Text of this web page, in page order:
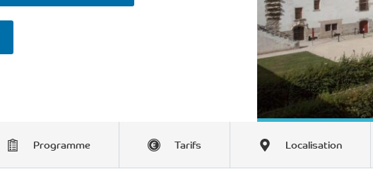
Programme Tarifs Localisation